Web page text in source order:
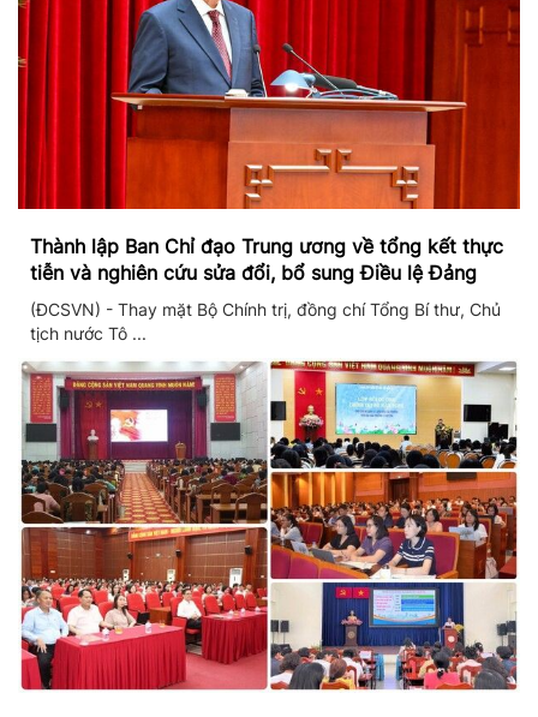
Thành lập Ban Chỉ đạo Trung ương về tổng kết thực
tiễn và nghiên cứu sửa đổi, bổ sung Điều lệ Đảng
(ĐCSVN) - Thay mặt Bộ Chính trị, đồng chí Tổng Bí thư, Chủ
tịch nước Tô ...